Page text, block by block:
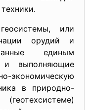
или
орудий и
единым
и выполняющие
экономическую
в природно-